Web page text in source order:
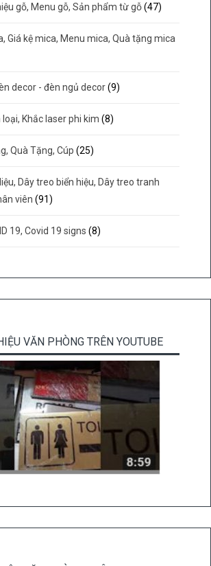
gỗ, Menu gỗ, Sản phẩm từ gỗ (47)
Giá kệ mica, Menu mica, Quà tặng mica
decor - đèn ngủ decor (9)
Khắc laser phi kim (8)
Quà Tặng, Cúp (25)
Dây treo biển hiệu, Dây treo tranh
viên (91)
19, Covid 19 signs (8)
VĂN PHÒNG TRÊN YOUTUBE